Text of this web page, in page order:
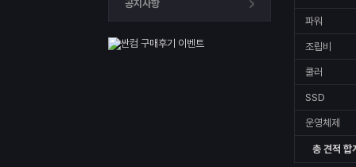
공지사항
파워
조립비
쿨러
SSD
운영체제
총 견적 합